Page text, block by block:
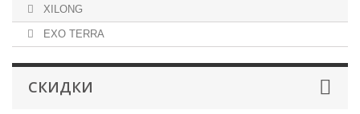
XILONG
EXO TERRA
СКИДКИ